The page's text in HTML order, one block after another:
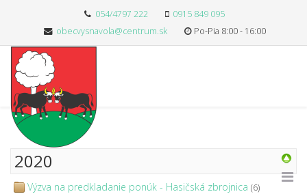
054/4797 222
0915 849 095
obecvysnavola@centrum.sk
Po-Pia 8:00 - 16:00
2020
Výzva na predkladanie ponúk - Hasičská zbrojnica (6)